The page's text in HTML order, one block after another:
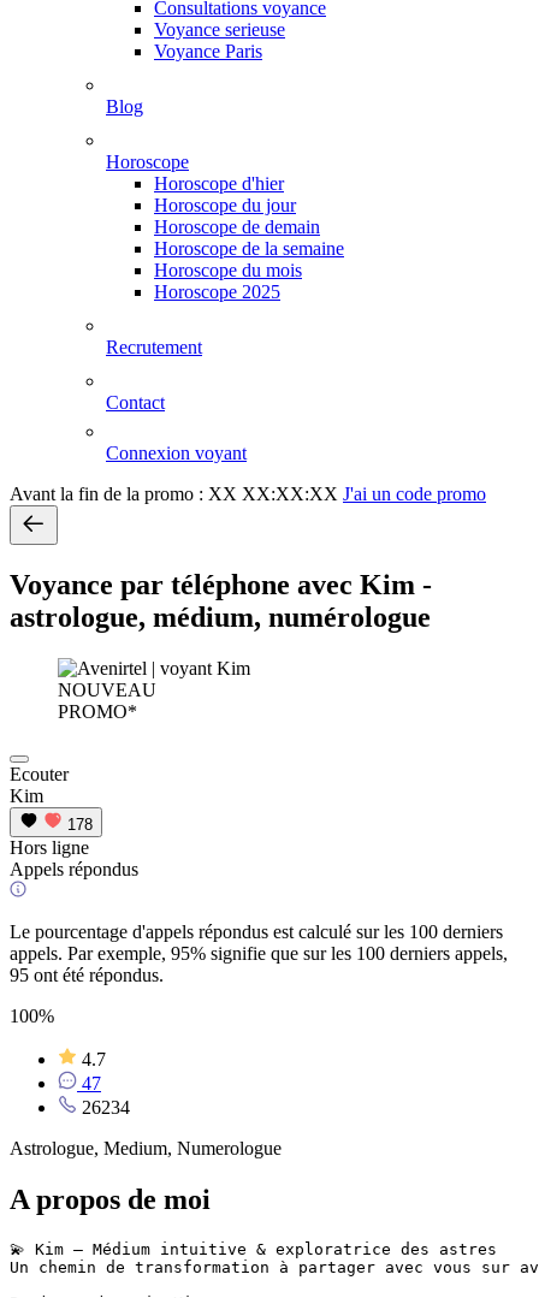
Consultations voyance
Voyance serieuse
Voyance Paris
Blog
Horoscope
Horoscope d'hier
Horoscope du jour
Horoscope de demain
Horoscope de la semaine
Horoscope du mois
Horoscope 2025
Recrutement
Contact
Connexion voyant
Avant la fin de la promo : XX XX:XX:XX J'ai un code promo
Voyance par téléphone avec Kim -
astrologue, médium, numérologue
NOUVEAU
PROMO*
Ecouter
Kim
178
Hors ligne
Appels répondus
Le pourcentage d'appels répondus est calculé sur les 100 derniers
appels. Par exemple, 95% signifie que sur les 100 derniers appels,
95 ont été répondus.
100%
4.7
47
26234
Astrologue, Medium, Numerologue
A propos de moi
💫 Kim – Médium intuitive & exploratrice des astres
Un chemin de transformation à partager avec vous sur